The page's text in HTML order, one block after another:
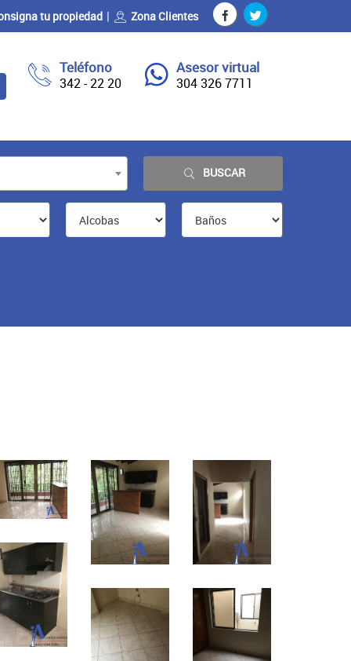
tu propiedad Zona Clientes
Teléfono
342 - 22 20
Asesor virtual
304 326 7711
BUSCAR